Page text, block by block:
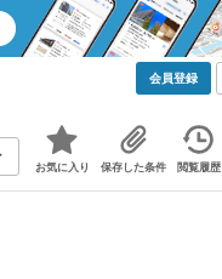
会員登録
お気に入り 保存した条件 閲覧履歴